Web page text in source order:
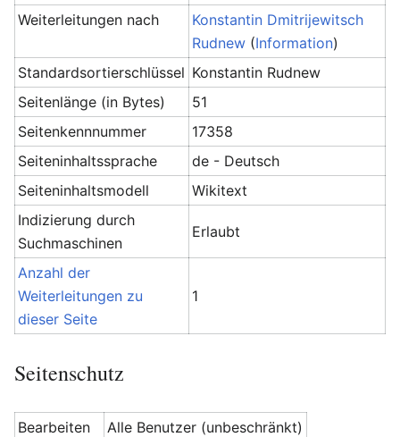
Weiterleitungen nach
Konstantin Dmitrijewitsch
Rudnew (Information)
Standardsortierschlüssel Konstantin Rudnew
Seitenlänge (in Bytes)
51
Seitenkennnummer
17358
Seiteninhaltssprache
de - Deutsch
Seiteninhaltsmodell
Wikitext
Indizierung durch
Suchmaschinen
Erlaubt
Anzahl der
Weiterleitungen zu
dieser Seite
1
Seitenschutz
Bearbeiten
Alle Benutzer (unbeschränkt)